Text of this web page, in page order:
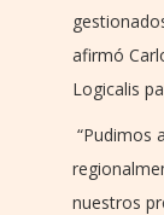
afirmó
Logicalis
“Pudimos
nuestros